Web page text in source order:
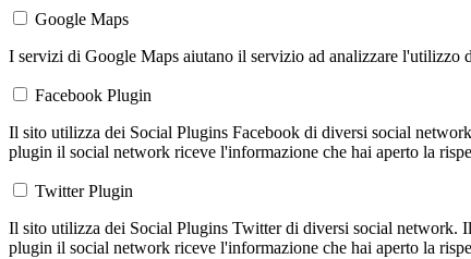
Google Maps
I servizi di Google Maps aiutano il servizio ad analizzare l'utilizzo
Facebook Plugin
Il sito utilizza dei Social Plugins Facebook di diversi social
plugin il social network riceve l'informazione che hai aperto la
Twitter Plugin
Il sito utilizza dei Social Plugins Twitter di diversi social network.
plugin il social network riceve l'informazione che hai aperto la